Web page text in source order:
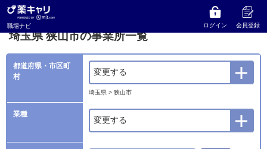
職場ナビ ログイン 会員登録
薬キャリ 職場ナビ 狭山市の事業所一覧
埼玉県 狭山市の事業所一覧
都道府県・市区町
村
変更する
埼玉県 > 狭山市
業種
変更する